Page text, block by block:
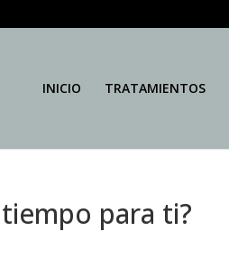
INICIO TRATAMIENTOS
para ti?